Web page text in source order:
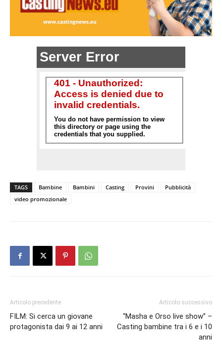
TAGS Bambine Bambini Casting Provini
Pubblicità
video promozionale
Articolo precedente
FILM: Si cerca un giovane
protagonista dai 9 ai 12 anni
Articolo successivo
“Masha e Orso live show” –
Casting bambine tra i 6 e i 10
anni